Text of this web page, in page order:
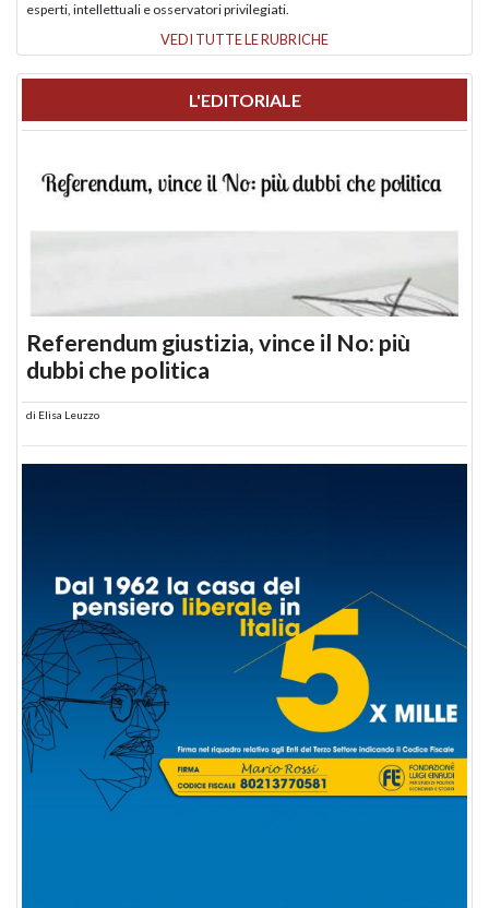
esperti, intellettuali e osservatori privilegiati.
VEDI TUTTE LE RUBRICHE
L'EDITORIALE
Referendum giustizia, vince il No: più
dubbi che politica
di Elisa Leuzzo